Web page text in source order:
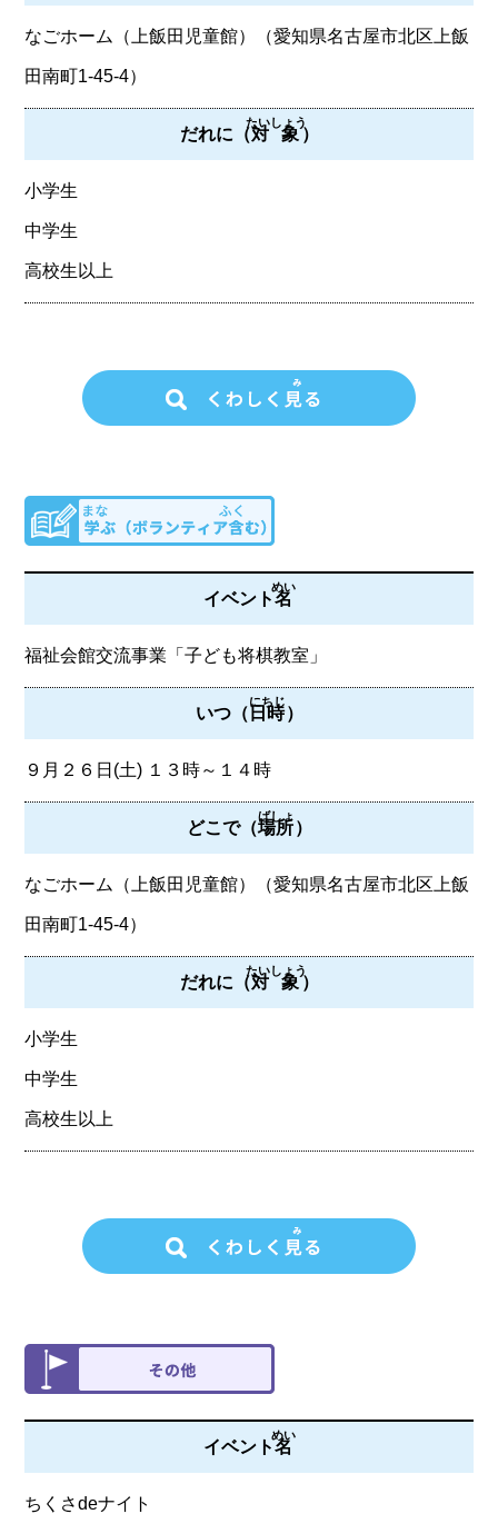
なごホーム（上飯田児童館）（愛知県名古屋市北区上飯
田南町1-45-4）
だれに（対象
たいしょう
）
小学生
中学生
高校生以上
イベント名
めい
福祉会館交流事業「子ども将棋教室」
いつ（日時
にちじ
）
９月２６日(土) １３時～１４時
どこで（場所
ばしょ
）
なごホーム（上飯田児童館）（愛知県名古屋市北区上飯
田南町1-45-4）
だれに（対象
たいしょう
）
小学生
中学生
高校生以上
イベント名
めい
ちくさdeナイト